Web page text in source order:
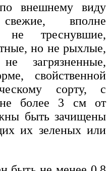
внешнему виду
вполне
не треснувшие,
но не рыхлые,
загрязненные,
свойственной
сорту, с
не более 3 см от
быть зачищены
их зеленых или